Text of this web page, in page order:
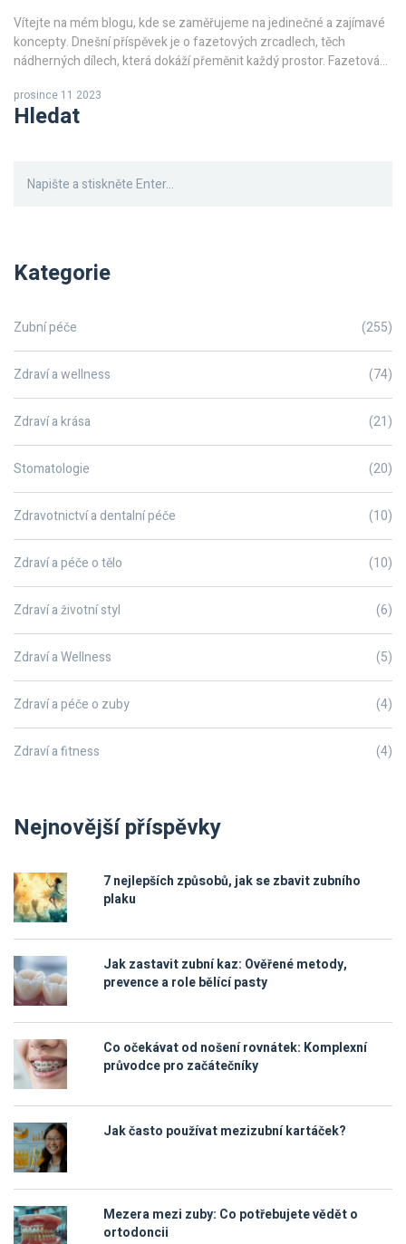
Vítejte na mém blogu, kde se zaměřujeme na jedinečné a zajímavé
koncepty. Dnešní příspěvek je o fazetových zrcadlech, těch
nádherných dílech, která dokáží přeměnit každý prostor. Fazetová
Provázet vás budu historií těchto zrcadel a vysvětlím vám jejich
fungování. Projdeme si společně i rozmanitá využití těchto
prosince 11 2023
Hledat
Kategorie
Zubní péče (255)
Zdraví a wellness (74)
Zdraví a krása (21)
Stomatologie (20)
Zdravotnictví a dentalní péče (10)
Zdraví a péče o tělo (10)
Zdraví a životní styl (6)
Zdraví a Wellness (5)
Zdraví a péče o zuby (4)
Zdraví a fitness (4)
Nejnovější příspěvky
7 nejlepších způsobů, jak se zbavit zubního
plaku
Jak zastavit zubní kaz: Ověřené metody,
prevence a role bělící pasty
Co očekávat od nošení rovnátek: Komplexní
průvodce pro začátečníky
Jak často používat mezizubní kartáček?
Mezera mezi zuby: Co potřebujete vědět o
ortodoncii